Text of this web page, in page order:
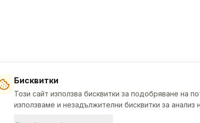
Бисквитки
Този сайт използва бисквитки за подобряване на
използваме и незадължителни бисквитки за анализ